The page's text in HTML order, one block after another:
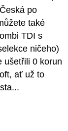
po
také
TDI s
ničeho)
ušetřili 0 korun
ať už to